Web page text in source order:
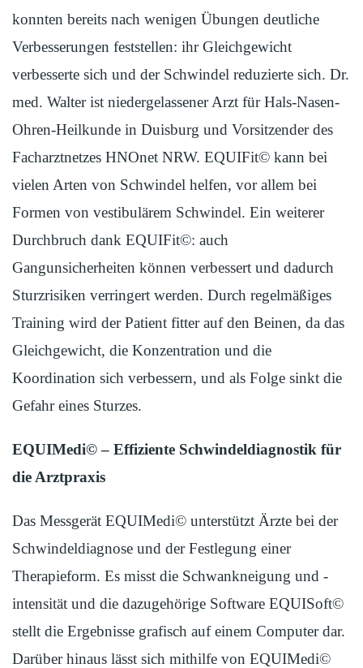
konnten bereits nach wenigen Übungen deutliche
Verbesserungen feststellen: ihr Gleichgewicht
verbesserte sich und der Schwindel reduzierte sich. Dr.
med. Walter ist niedergelassener Arzt für Hals-Nasen-
Ohren-Heilkunde in Duisburg und Vorsitzender des
Facharztnetzes HNOnet NRW. EQUIFit© kann bei
vielen Arten von Schwindel helfen, vor allem bei
Formen von vestibulärem Schwindel. Ein weiterer
Durchbruch dank EQUIFit©: auch
Gangunsicherheiten können verbessert und dadurch
Sturzrisiken verringert werden. Durch regelmäßiges
Training wird der Patient fitter auf den Beinen, da das
Gleichgewicht, die Konzentration und die
Koordination sich verbessern, und als Folge sinkt die
Gefahr eines Sturzes.
EQUIMedi© – Effiziente Schwindeldiagnostik für
die Arztpraxis
Das Messgerät EQUIMedi© unterstützt Ärzte bei der
Schwindeldiagnose und der Festlegung einer
Therapieform. Es misst die Schwankneigung und -
intensität und die dazugehörige Software EQUISoft©
stellt die Ergebnisse grafisch auf einem Computer dar.
Darüber hinaus lässt sich mithilfe von EQUIMedi©